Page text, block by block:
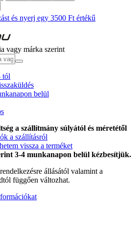
és nyerj egy 3500 Ft értékű
vagy márka szerint
tól
belül
a szállítmány súlyától és méretétől
a szállításról
vissza a terméket
3-4 munkanapon belül kézbesítjük.
állásától valamint a
függően változhat.